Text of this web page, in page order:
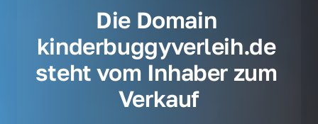
Die Domain
kinderbuggyverleih.de
steht vom Inhaber zum
Verkauf